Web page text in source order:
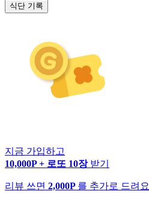
식단 기록
지금 가입하고
10,000P + 로또 10장 받기
리뷰 쓰면 2,000P 를 추가로 드려요